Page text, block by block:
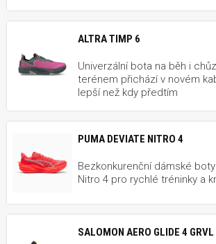
ALTRA TIMP 6
Univerzální bota na běh i
terénem přichází v novém
lepší než kdy předtím
PUMA DEVIATE NITRO 4
Bezkonkurenční dámské
Nitro 4 pro rychlé tréninky a
SALOMON AERO GLIDE 4 GRVL